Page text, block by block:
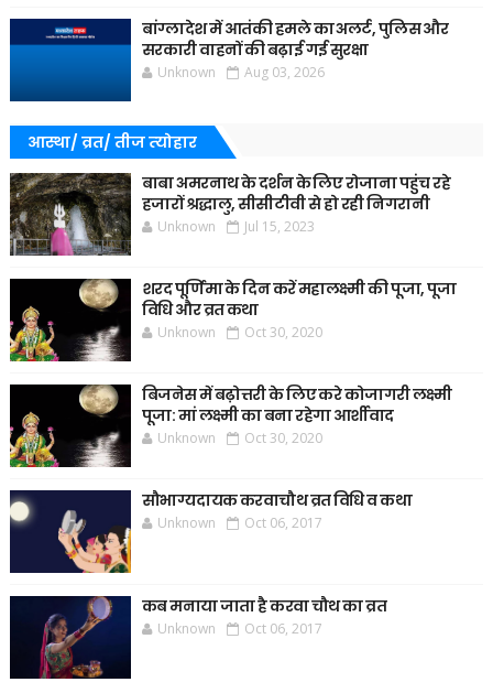
बांग्लादेश में आतंकी हमले का अलर्ट, पुलिस और
सरकारी वाहनों की बढ़ाई गई सुरक्षा
Unknown Aug 03, 2026
आस्था/ व्रत/ तीज त्‍योहार
बाबा अमरनाथ के दर्शन के लिए रोजाना पहुंच रहे
हजारों श्रद्धालु, सीसीटीवी से हो रही निगरानी
Unknown Jul 15, 2023
शरद पूर्णिमा के दिन करें महालक्ष्मी की पूजा, पूजा
विधि और व्रत कथा
Unknown Oct 30, 2020
बिजनेस में बढ़ोत्तरी के लिए करे कोजागरी लक्ष्मी
पूजा: मां लक्ष्मी का बना रहेगा आर्शीवाद
Unknown Oct 30, 2020
सौभाग्यदायक करवाचौथ व्रत विधि व कथा
Unknown Oct 06, 2017
कब मनाया जाता है करवा चौथ का व्रत
Unknown Oct 06, 2017